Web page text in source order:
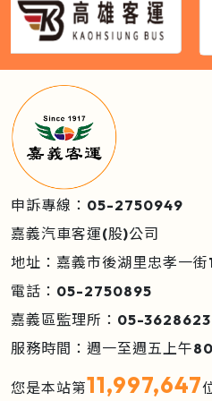
申訴專線：05-2750949
嘉義汽車客運(股)公司
地址：嘉義市後湖里忠孝一街
電話：05-2750895
嘉義區監理所：05-3628623
服務時間：週一至週五上午
您是本站第11,997,647